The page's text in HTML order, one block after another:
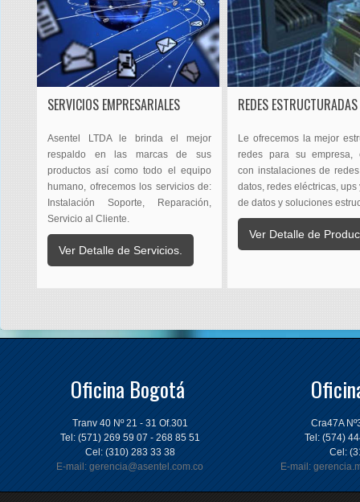
SERVICIOS EMPRESARIALES
Asentel LTDA le brinda el mejor
respaldo en las marcas de sus
productos así como todo el equipo
humano, ofrecemos los servicios de:
Instalación Soporte, Reparación,
Servicio al Cliente.
Ver Detalle de Servicios.
REDES ESTRUCTURADAS
Le ofrecemos la mejor
redes para su empresa,
con instalaciones de
datos, redes eléctricas, ups
de datos y soluciones
Ver Detalle de
Oficina Bogotá
Tranv 40 Nº 21 - 31 Of.301
Tel: (571) 269 59 07 - 268 85 51
Cel: (310) 283 33 38
E-mail: gerencia@asentel.com.co
Cra47A
Tel: (574)
Cel:
E-mail: